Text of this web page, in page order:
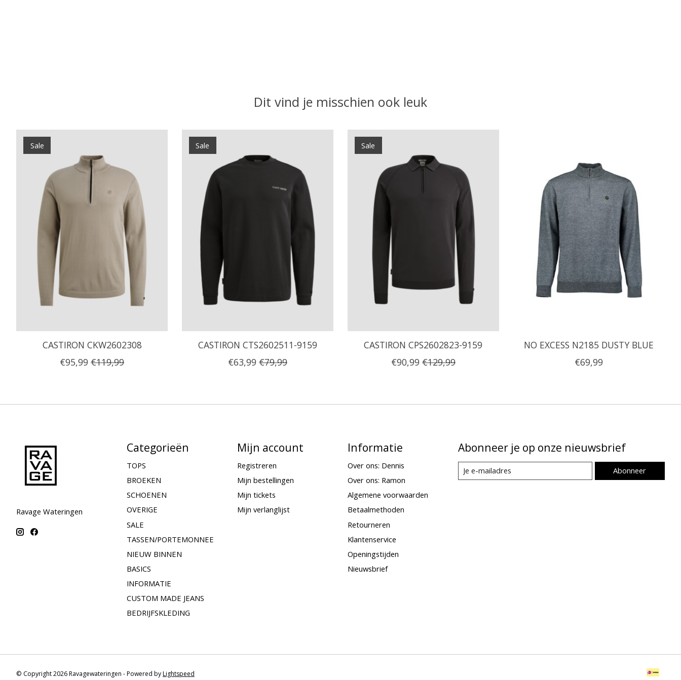
Dit vind je misschien ook leuk
Items van productcarrousel
Sale
CASTIRON CKW2602308
€95,99 €119,99
Sale
CASTIRON CTS2602511-9159
€63,99 €79,99
Sale
CASTIRON CPS2602823-9159
€90,99 €129,99
NO EXCESS N2185 DUSTY BLUE
€69,99
Ravage Wateringen
Categorieën
TOPS
BROEKEN
SCHOENEN
OVERIGE
SALE
TASSEN/PORTEMONNEE
NIEUW BINNEN
BASICS
INFORMATIE
CUSTOM MADE JEANS
BEDRIJFSKLEDING
Mijn account
Registreren
Mijn bestellingen
Mijn tickets
Mijn verlanglijst
Informatie
Over ons: Dennis
Over ons: Ramon
Algemene voorwaarden
Betaalmethoden
Retourneren
Klantenservice
Openingstijden
Nieuwsbrief
Abonneer je op onze nieuwsbrief
Abonneer
© Copyright 2026 Ravagewateringen - Powered byLightspeed